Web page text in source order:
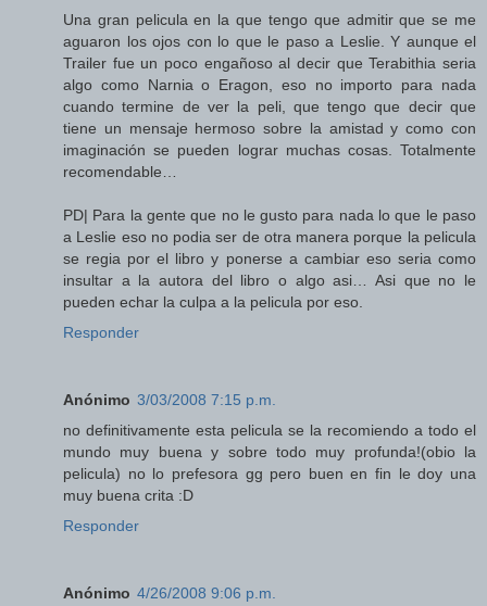
Una gran pelicula en la que tengo que admitir que se me
aguaron los ojos con lo que le paso a Leslie. Y aunque el
Trailer fue un poco engañoso al decir que Terabithia seria
algo como Narnia o Eragon, eso no importo para nada
cuando termine de ver la peli, que tengo que decir que
tiene un mensaje hermoso sobre la amistad y como con
imaginación se pueden lograr muchas cosas. Totalmente
recomendable…
PD| Para la gente que no le gusto para nada lo que le paso
a Leslie eso no podia ser de otra manera porque la pelicula
se regia por el libro y ponerse a cambiar eso seria como
insultar a la autora del libro o algo asi… Asi que no le
pueden echar la culpa a la pelicula por eso.
Responder
Anónimo 3/03/2008 7:15 p.m.
no definitivamente esta pelicula se la recomiendo a todo el
mundo muy buena y sobre todo muy profunda!(obio la
pelicula) no lo prefesora gg pero buen en fin le doy una
muy buena crita :D
Responder
Anónimo 4/26/2008 9:06 p.m.